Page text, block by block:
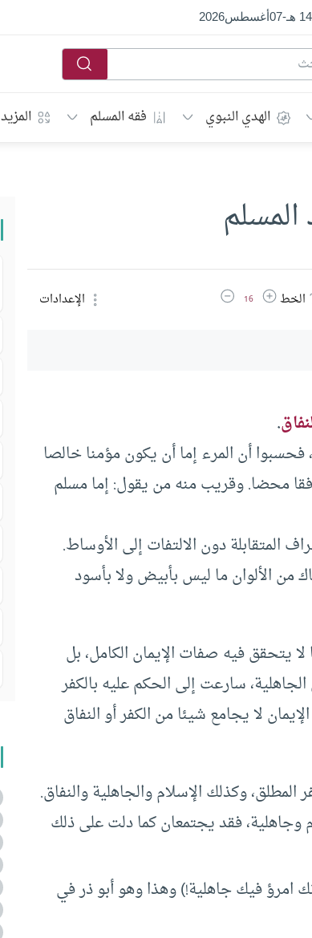
هـ -
07أغسطس2026
الهدي النبوي فقه المسلم المزيد
الخطزيادة حجم الخط
16 تقليل حجم الخط الإعدادات
.
أن المرء إما أن يكون مؤمنا خالصا
محضا. وقريب منه من يقول: إما مسلم
دون الالتفات إلى الأوساط.
الألوان ما ليس بأبيض ولا بأسود
يتحقق فيه صفات الإيمان الكامل، بل
سارعت إلى الحكم عليه بالكفر
لا يجامع شيئا من الكفر أو النفاق
وكذلك الإسلام والجاهلية والنفاق.
وجاهلية، فقد يجتمعان كما دلت على ذلك
امرؤ فيك جاهلية!) وهذا وهو أبو ذر في